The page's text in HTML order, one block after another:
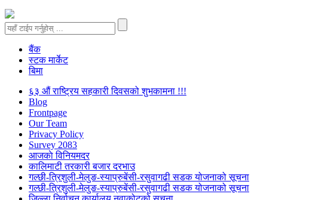
बैंक
स्टक मार्केट
बिमा
६३ औं राष्ट्रिय सहकारी दिवसको शुभकामना !!!
Blog
Frontpage
Our Team
Privacy Policy
Survey 2083
आजकाे विनियमदर
कालिमाटी तरकारी बजार दरभाउ
गल्छी-त्रिशुली-मेलुङ-स्याप्रुबेंसी-रसुवागढी सडक योजनाको सूचना
गल्छी-त्रिशुली-मेलुङ-स्याप्रुबेंसी-रसुवागढी सडक योजनाको सूचना